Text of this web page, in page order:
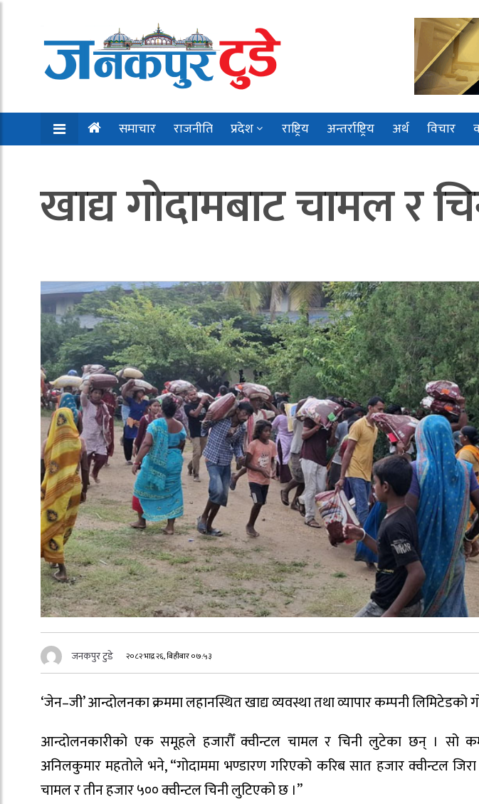
समाचार राजनीति प्रदेश राष्ट्रिय अन्तर्राष्ट्रिय अर्थ विचार
खाद्य गोदामबाट चामल र
जनकपुर टुडे २०८२ भाद्र २६, बिहीबार ०७:५३
‘जेन–जी’ आन्दोलनका क्रममा लहानस्थित खाद्य व्यवस्था तथा व्यापार कम्पनी लिमिटेडको
आन्दोलनकारीको एक समूहले हजारौँ क्वीन्टल चामल र चिनी लुटेका छन् । सो
अनिलकुमार महतोले भने, “गोदाममा भण्डारण गरिएको करिब सात हजार क्वीन्टल
चामल र तीन हजार ५०० क्वीन्टल चिनी लुटिएको छ ।”